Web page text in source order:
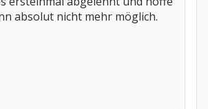
absolut nicht mehr möglich.